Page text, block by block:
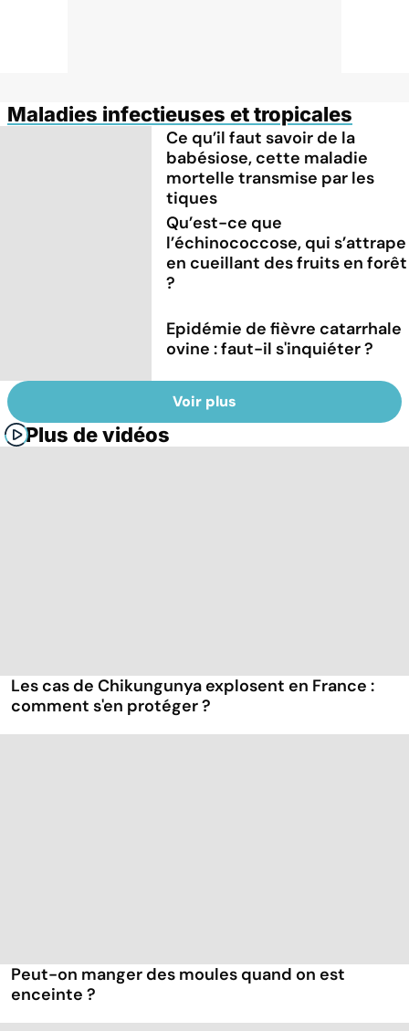
Maladies infectieuses et tropicales
Ce qu’il faut savoir de la
babésiose, cette maladie
mortelle transmise par les
tiques
Qu’est-ce que
l’échinococcose, qui s’attrape
en cueillant des fruits en forêt
?
Epidémie de fièvre catarrhale
ovine : faut-il s'inquiéter ?
Voir plus
Plus de vidéos
Les cas de Chikungunya explosent en France :
comment s'en protéger ?
Peut-on manger des moules quand on est
enceinte ?